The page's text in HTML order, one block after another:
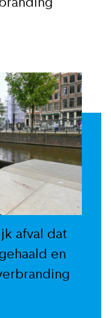
je aan voor
horen:
afval dat
en